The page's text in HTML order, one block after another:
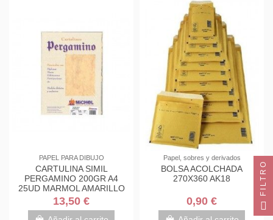
PAPEL PARA DIBUJO
CARTULINA SIMIL
PERGAMINO 200GR A4
25UD MARMOL AMARILLO
13,50 €
Papel, sobres y derivados
BOLSA ACOLCHADA
270X360 AK18
0,90 €
FILTRO